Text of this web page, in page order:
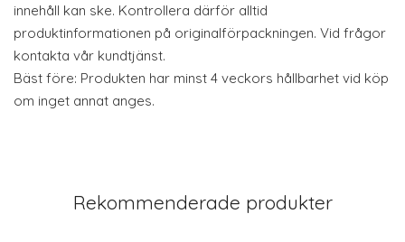
innehåll kan ske. Kontrollera därför alltid
produktinformationen på originalförpackningen. Vid frågor
kontakta vår kundtjänst.
Bäst före: Produkten har minst 4 veckors hållbarhet vid köp
om inget annat anges.
Rekommenderade produkter